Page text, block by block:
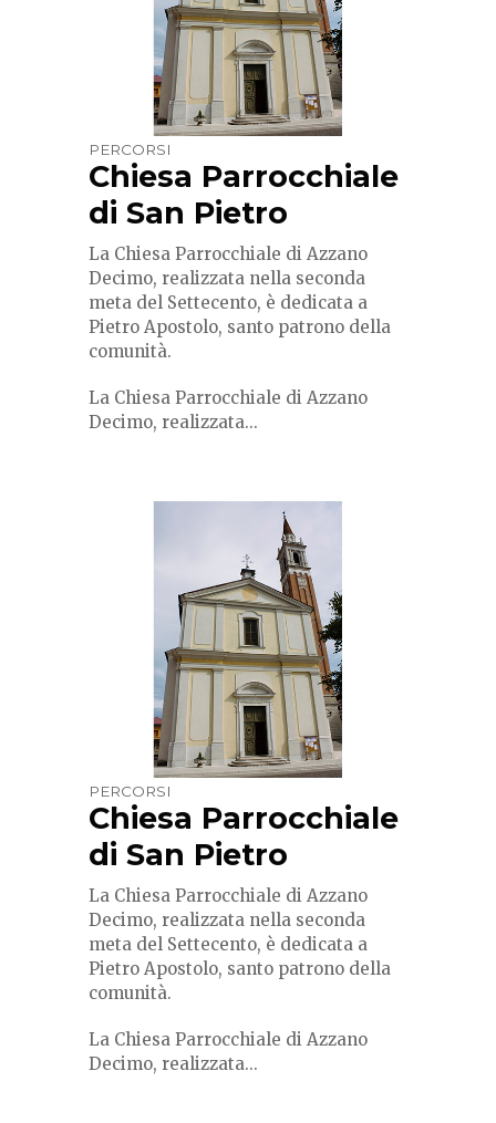
PERCORSI
Chiesa Parrocchiale
di San Pietro
La Chiesa Parrocchiale di Azzano
Decimo, realizzata nella seconda
meta del Settecento, è dedicata a
Pietro Apostolo, santo patrono della
comunità.
La Chiesa Parrocchiale di Azzano
Decimo, realizzata...
PERCORSI
Chiesa Parrocchiale
di San Pietro
La Chiesa Parrocchiale di Azzano
Decimo, realizzata nella seconda
meta del Settecento, è dedicata a
Pietro Apostolo, santo patrono della
comunità.
La Chiesa Parrocchiale di Azzano
Decimo, realizzata...